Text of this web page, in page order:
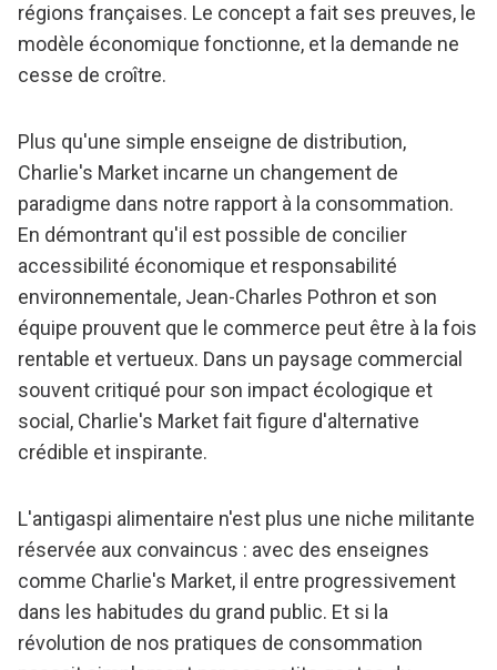
régions françaises. Le concept a fait ses preuves, le
modèle économique fonctionne, et la demande ne
cesse de croître.
Plus qu'une simple enseigne de distribution,
Charlie's Market incarne un changement de
paradigme dans notre rapport à la consommation.
En démontrant qu'il est possible de concilier
accessibilité économique et responsabilité
environnementale, Jean-Charles Pothron et son
équipe prouvent que le commerce peut être à la fois
rentable et vertueux. Dans un paysage commercial
souvent critiqué pour son impact écologique et
social, Charlie's Market fait figure d'alternative
crédible et inspirante.
L'antigaspi alimentaire n'est plus une niche militante
réservée aux convaincus : avec des enseignes
comme Charlie's Market, il entre progressivement
dans les habitudes du grand public. Et si la
révolution de nos pratiques de consommation